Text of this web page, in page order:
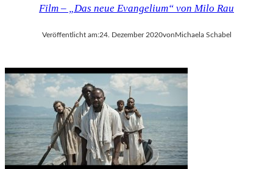
Film – „Das neue Evangelium“ von Milo Rau
Veröffentlicht am:24. Dezember 2020vonMichaela Schabel